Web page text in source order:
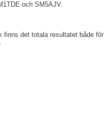
och SM5AJV.
finns det totala resultatet både för